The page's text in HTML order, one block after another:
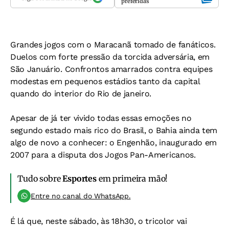
Grandes jogos com o Maracanã tomado de fanáticos.
Duelos com forte pressão da torcida adversária, em
São Januário. Confrontos amarrados contra equipes
modestas em pequenos estádios tanto da capital
quando do interior do Rio de janeiro.
Apesar de já ter vivido todas essas emoções no
segundo estado mais rico do Brasil, o Bahia ainda tem
algo de novo a conhecer: o Engenhão, inaugurado em
2007 para a disputa dos Jogos Pan-Americanos.
Tudo sobreEsportesem primeira mão!
Entre no canal do WhatsApp.
É lá que, neste sábado, às 18h30, o tricolor vai